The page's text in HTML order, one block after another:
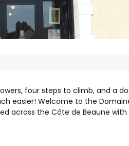
four steps to climb, and a
easier! Welcome to the
across the Côte de Beaune